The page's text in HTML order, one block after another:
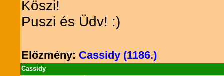
Köszi!
Puszi és Üdv! :)
Előzmény: Cassidy (1186.)
Cassidy